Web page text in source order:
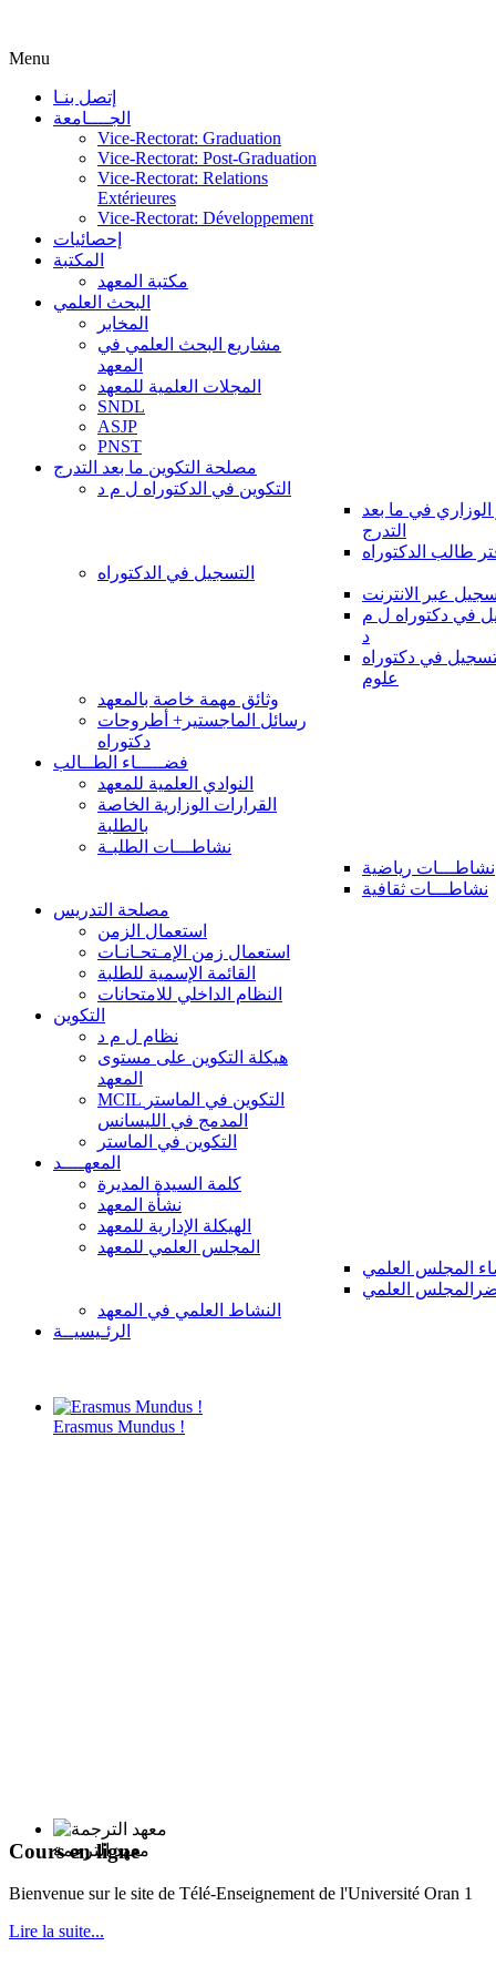
Menu
إتصل بنـا
الجــــامعة
Vice-Rectorat: Graduation
Vice-Rectorat: Post-Graduation
Vice-Rectorat: Relations
Extérieures
Vice-Rectorat: Développement
إحصائيات
المكتبة
مكتبة المعهد
البحث العلمي
المخابر
مشاريع البحث العلمي في
المعهد
المجلات العلمية للمعهد
SNDL
ASJP
PNST
مصلحة التكوين ما بعد التدرج
التكوين في الدكتوراه ل م د
الوزاري في ما بعد
التدرج
طالب الدكتوراه
التسجيل في الدكتوراه
عبر الانترنت
في دكتوراه ل م
د
في دكتوراه
علوم
وثائق مهمة خاصة بالمعهد
رسائل الماجستير+ أطروحات
دكتوراه
فضـــــاء الطــالب
النوادي العلمية للمعهد
القرارات الوزارية الخاصة
بالطلبة
نشاطـــات الطلبـة
نشاطـــات رياضية
نشاطـــات ثقافية
مصلحة التدريس
استعمال الزمن
استعمال زمن الإمـتحـانـات
القائمة الإسمية للطلبة
النظام الداخلي للامتحانات
التكوين
نظام ل م د
هيكلة التكوين على مستوى
المعهد
MCIL التكوين في الماستر
المدمج في الليسانس
التكوين في الماستر
المعهــــد
كلمة السيدة المديرة
نشأة المعهد
الهيكلة الإدارية للمعهد
المجلس العلمي للمعهد
المجلس العلمي
العلمي
النشاط العلمي في المعهد
الرئـيسيــة
Erasmus Mundus !
معهد الترجمة
Cours en ligne
Bienvenue sur le site de Télé-Enseignement de l'Université Oran 1
Lire la suite...